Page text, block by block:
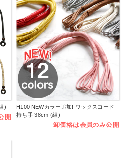
)
開
H100 NEWカラー追加! ワックスコード
持ち手 38cm (組)
卸価格は会員のみ公開